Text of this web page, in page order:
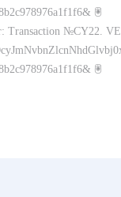
🖲
Transaction №CY22.
🖲